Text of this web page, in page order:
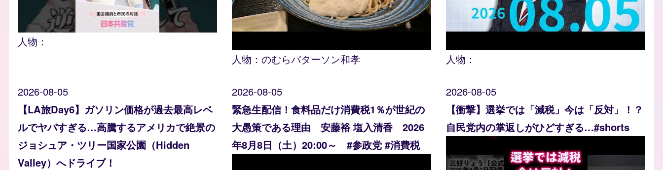
人物：
人物： のむらパターソン和孝 人物：
2026-08-05
【LA旅Day6】ガソリン価格が過去最高レベ
ルでヤバすぎる…高騰するアメリカで絶景の
ジョシュア・ツリー国家公園（Hidden
Valley）へドライブ！
2026-08-05
緊急生配信！食料品だけ消費税1％が世紀の
大愚策である理由 安藤裕 塩入清香 2026
年8月8日（土）20:00～ #参政党 #消費税
2026-08-05
【衝撃】選挙では「減税」今は「反対」！？
自民党内の掌返しがひどすぎる…#shorts